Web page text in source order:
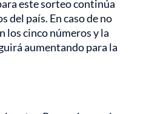
este sorteo continúa
del país. En caso de no
los cinco números y la
aumentando para la